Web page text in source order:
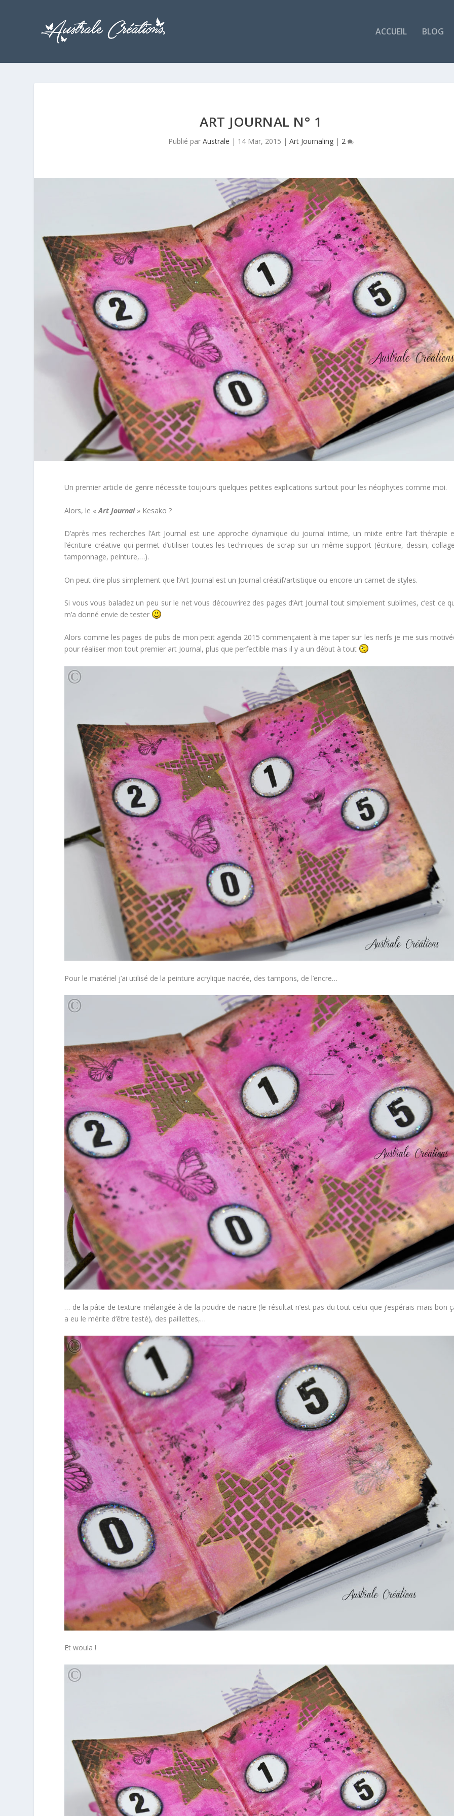
ACCUEIL BLOG
ART JOURNAL N° 1
Publié par Australe | 14 Mar, 2015 | Art Journaling| 2
Un premier article de genre nécessite toujours quelques petites explications surtout pour les néophytes comme moi.
Alors, le «Art Journal» Kesako ?
D’après mes recherches l’Art Journal est une approche dynamique du journal intime, un mixte entre l’art thérapie
l’écriture créative qui permet d’utiliser toutes les techniques de scrap sur un même support (écriture, dessin,
tamponnage, peinture,…).
On peut dire plus simplement que l’Art Journal est un Journal créatif/artistique ou encore un carnet de styles.
Si vous vous baladez un peu sur le net vous découvrirez des pages d’Art Journal tout simplement sublimes, c’est ce
m’a donné envie de tester
Alors comme les pages de pubs de mon petit agenda 2015 commençaient à me taper sur les nerfs je me suis
pour réaliser mon tout premier art Journal, plus que perfectible mais il y a un début à tout
Pour le matériel j’ai utilisé de la peinture acrylique nacrée, des tampons, de l’encre…
… de la pâte de texture mélangée à de la poudre de nacre (le résultat n’est pas du tout celui que j’espérais mais bon
a eu le mérite d’être testé), des paillettes,…
Et woula !